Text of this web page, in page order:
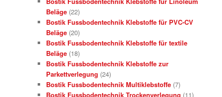
Beläge (22)
Bostik Fussbodentechnik Klebstoffe für PVC-CV
Beläge (20)
Bostik Fussbodentechnik Klebstoffe für textile
Beläge (18)
Bostik Fussbodentechnik Klebstoffe zur
Parkettverlegung (24)
Bostik Fussbodentechnik Multiklebstoffe (7)
Bostik Fussbodentechnik Trockenverlegung (11)